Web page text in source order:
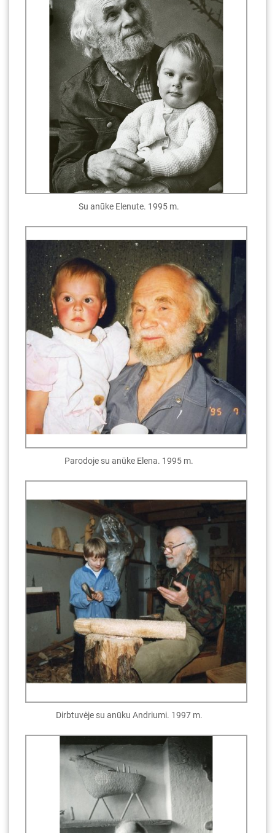
Su anūke Elenute. 1995 m.
Parodoje su anūke Elena. 1995 m.
Dirbtuvėje su anūku Andriumi. 1997 m.